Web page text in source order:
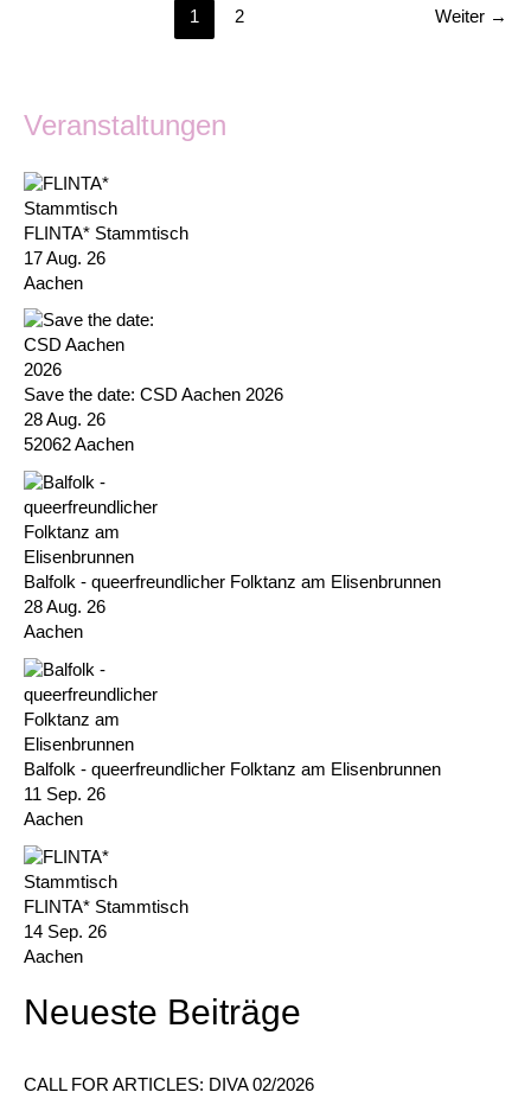
1 2 Weiter →
Veranstaltungen
FLINTA* Stammtisch
17 Aug. 26
Aachen
Save the date: CSD Aachen 2026
28 Aug. 26
52062 Aachen
Balfolk - queerfreundlicher Folktanz am Elisenbrunnen
28 Aug. 26
Aachen
Balfolk - queerfreundlicher Folktanz am Elisenbrunnen
11 Sep. 26
Aachen
FLINTA* Stammtisch
14 Sep. 26
Aachen
Neueste Beiträge
CALL FOR ARTICLES: DIVA 02/2026